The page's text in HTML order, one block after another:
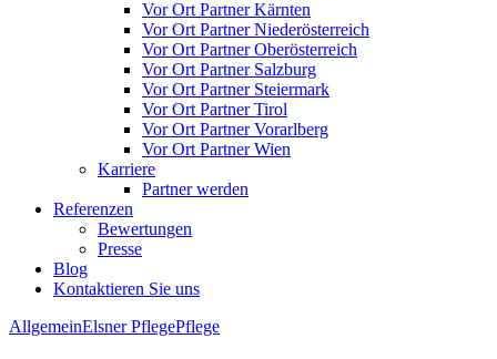
Vor Ort Partner Kärnten
Vor Ort Partner Niederösterreich
Vor Ort Partner Oberösterreich
Vor Ort Partner Salzburg
Vor Ort Partner Steiermark
Vor Ort Partner Tirol
Vor Ort Partner Vorarlberg
Vor Ort Partner Wien
Karriere
Partner werden
Referenzen
Bewertungen
Presse
Blog
Kontaktieren Sie uns
AllgemeinElsner PflegePflege